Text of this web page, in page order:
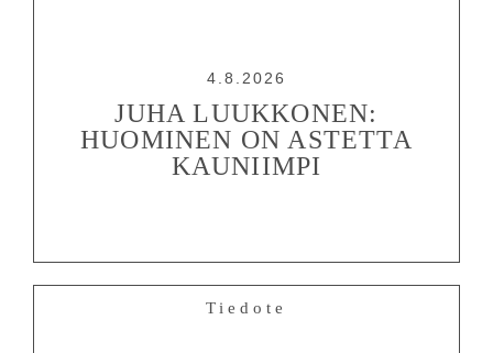
OHJELMISTO
4.8.2026
JUHA LUUKKONEN:
HUOMINEN ON ASTETTA
KAUNIIMPI
Tiedote